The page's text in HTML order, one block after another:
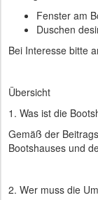
Fenster am
Duschen
Bei Interesse bitte
Übersicht
1. Was ist die
Gemäß der
Bootshauses und
2. Wer muss die